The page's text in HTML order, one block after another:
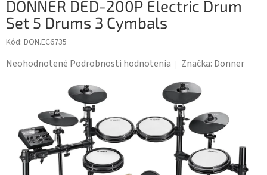
DONNER DED-200P Electric Drum
Set 5 Drums 3 Cymbals
Kód: DON.EC6735
Priemerné
hviezdičiek.
Neohodnotené Podrobnosti hodnotenia Značka: Donner